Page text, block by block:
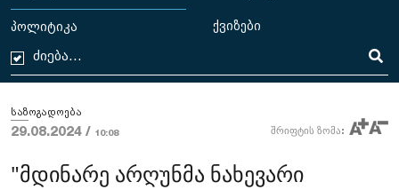
პოლიტიკა ქვიზები
საზოგადოება
29.08.2024 / 10:08 შრიფტის ზომა:
"მდინარე არღუნმა ნახევარი